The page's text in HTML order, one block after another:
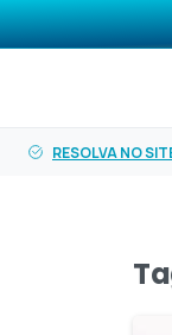
conteúdo
RESOLVA NO